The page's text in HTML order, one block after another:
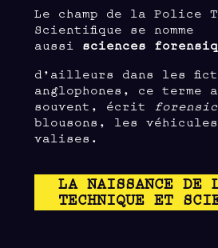
Le champ de la Police
Scientifique se nomme
aussi sciences
d’ailleurs dans les
anglophones, ce terme
souvent, écrit
blousons, les
valises.
LA NAISSANCE DE
TECHNIQUE ET